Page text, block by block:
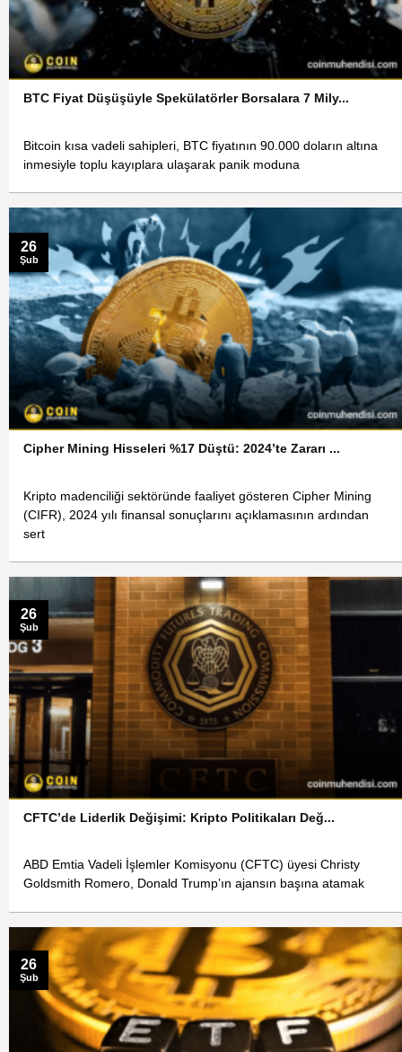
BTC Fiyat Düşüşüyle Spekülatörler Borsalara 7 Mily...
Bitcoin kısa vadeli sahipleri, BTC fiyatının 90.000 doların altına
inmesiyle toplu kayıplara ulaşarak panik moduna
Cipher Mining Hisseleri %17 Düştü: 2024’te Zararı ...
Kripto madenciliği sektöründe faaliyet gösteren Cipher Mining
(CIFR), 2024 yılı finansal sonuçlarını açıklamasının ardından
sert
26
Şub
CFTC’de Liderlik Değişimi: Kripto Politikaları Değ...
ABD Emtia Vadeli İşlemler Komisyonu (CFTC) üyesi Christy
Goldsmith Romero, Donald Trump’ın ajansın başına atamak
26
Şub
26
Şub